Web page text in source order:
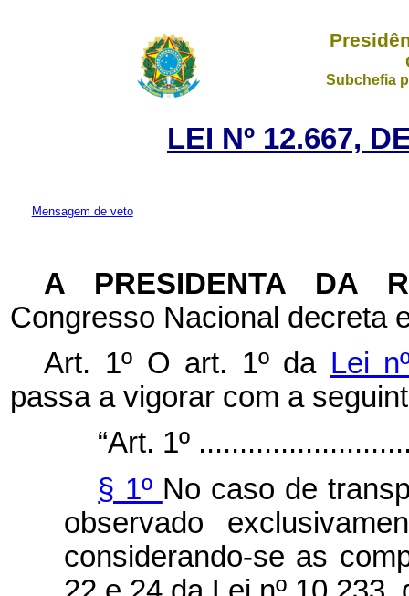
Subchefia
LEI Nº 12.667,
Mensagem de veto
A PRESIDENTA DA
Congresso Nacional decreta
Art. 1º O art. 1º da Lei
passa a vigorar com a
“Art. 1º
§ 1º No caso de
observado
considerando-se as